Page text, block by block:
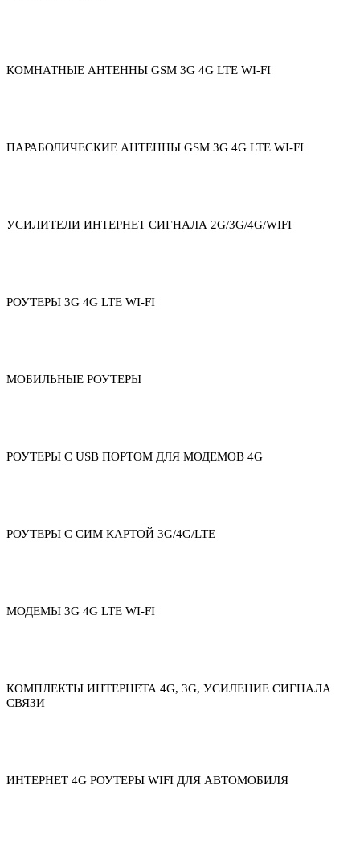
КОМНАТНЫЕ АНТЕННЫ GSM 3G 4G LTE WI-FI
ПАРАБОЛИЧЕСКИЕ АНТЕННЫ GSM 3G 4G LTE WI-FI
УСИЛИТЕЛИ ИНТЕРНЕТ СИГНАЛА 2G/3G/4G/WIFI
РОУТЕРЫ 3G 4G LTE WI-FI
МОБИЛЬНЫЕ РОУТЕРЫ
РОУТЕРЫ С USB ПОРТОМ ДЛЯ МОДЕМОВ 4G
РОУТЕРЫ С СИМ КАРТОЙ 3G/4G/LTE
МОДЕМЫ 3G 4G LTE WI-FI
КОМПЛЕКТЫ ИНТЕРНЕТА 4G, 3G, УСИЛЕНИЕ СИГНАЛА
СВЯЗИ
ИНТЕРНЕТ 4G РОУТЕРЫ WIFI ДЛЯ АВТОМОБИЛЯ